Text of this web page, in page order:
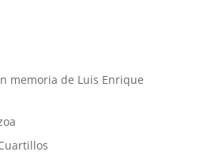
memoria de Luis Enrique